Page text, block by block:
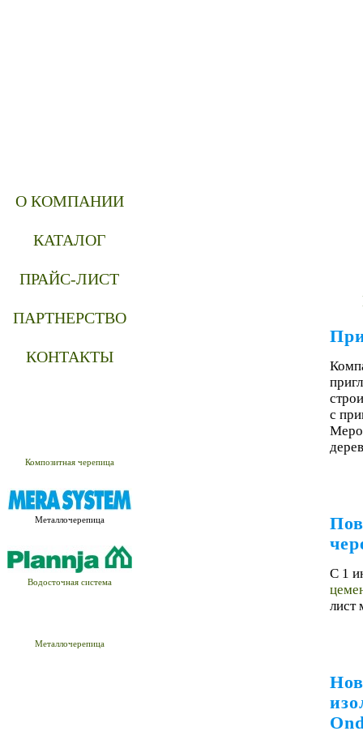
О КОМПАНИИ
КАТАЛОГ
ПРАЙС-ЛИСТ
ПАРТНЕРСТВО
КОНТАКТЫ
Композитная черепица
Металлочерепица
Водосточная система
Металлочерепица
с
С 1